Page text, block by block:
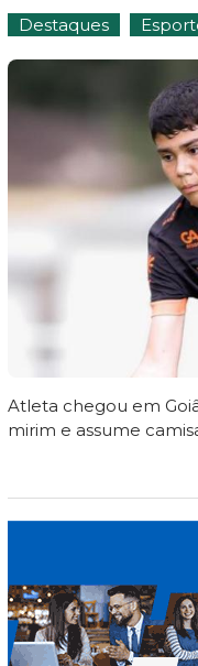
Destaques
Atleta chegou em
mirim e assume